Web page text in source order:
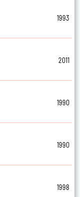
1993
2011
1990
1990
1998